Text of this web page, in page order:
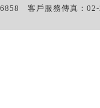
客戶服務傳真：